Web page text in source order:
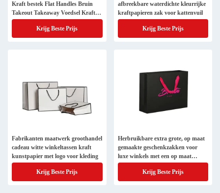
Kraft bestek Flat Handles Bruin
Takeout Takeaway Voedsel Kraft
Paper Bag
Krijg Beste Prijs
afbreekbare waterdichte kleurrijke
kraftpapieren zak voor kattenvuil
Krijg Beste Prijs
Fabrikanten maatwerk groothandel
cadeau witte winkeltassen kraft
kunstpapier met logo voor kleding
Krijg Beste Prijs
Herbruikbare extra grote, op maat
gemaakte geschenkzakken voor
luxe winkels met een op maat
gemaakt logo
Krijg Beste Prijs